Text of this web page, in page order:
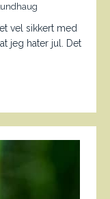
vel sikkert med
jeg hater jul. Det